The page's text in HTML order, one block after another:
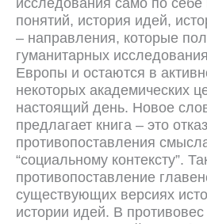
исследования само по
понятий, история идей,
– направления, которые
гуманитарных
Европы и остаются в
некоторых академических
настоящий день. Новое
предлагает книга – это
противопоставления
“социальному контексту”.
противопоставление
существующих версиях
истории идей. В